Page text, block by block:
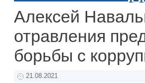
Алексей
отравления
борьбы с
21.08.2021